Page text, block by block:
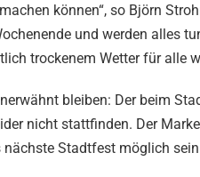
können“, so Björn
und werden alles
trockenem Wetter für alle
bleiben: Der beim
nicht stattfinden. Der
Stadtfest möglich